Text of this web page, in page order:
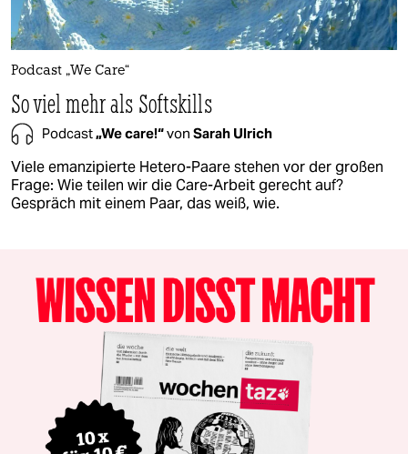
Podcast „We Care“
So viel mehr als Softskills
Podcast„We care!“von Sarah Ulrich
Viele emanzipierte Hetero-Paare stehen vor der großen
Frage: Wie teilen wir die Care-Arbeit gerecht auf?
Gespräch mit einem Paar, das weiß, wie.